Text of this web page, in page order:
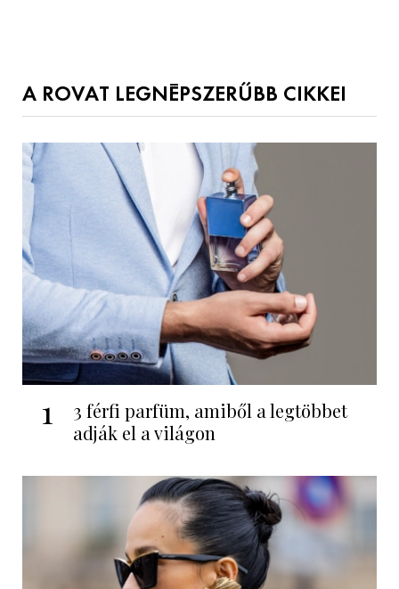
A ROVAT LEGNÉPSZERŰBB CIKKEI
1
3 férfi parfüm, amiből a legtöbbet
adják el a világon